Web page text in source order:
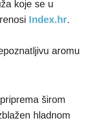
koje se u
Index.hr.
aromu
širom
hladnom